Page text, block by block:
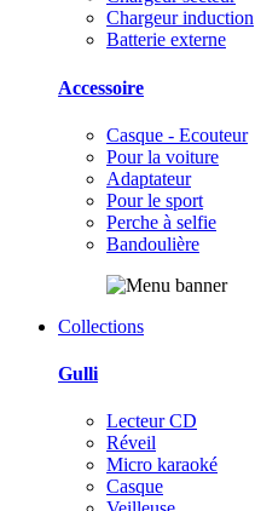
Chargeur induction
Batterie externe
Accessoire
Casque - Ecouteur
Pour la voiture
Adaptateur
Pour le sport
Perche à selfie
Bandoulière
Collections
Gulli
Lecteur CD
Réveil
Micro karaoké
Casque